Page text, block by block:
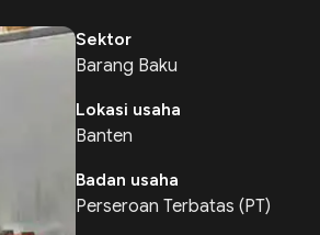
Sektor
Barang Baku
Lokasi usaha
Banten
Badan usaha
Perseroan Terbatas (PT)